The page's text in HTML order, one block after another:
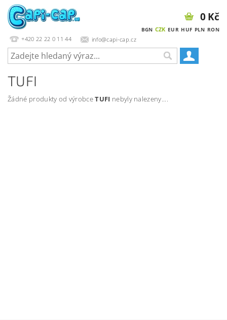
+420 22 22 0 11 44 info@capi-cap.cz
BGN CZK EUR HUF PLN RON
0 Kč
TUFI
Žádné produkty od výrobceTUFI nebyly nalezeny....